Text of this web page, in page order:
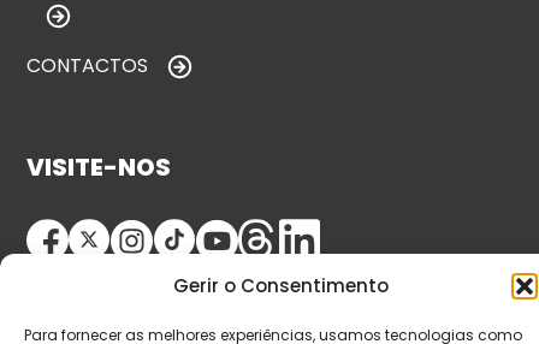
Gerir o Consentimento
Para fornecer as melhores experiências, usamos tecnologias como
CONTACTOS
VISITE-NOS